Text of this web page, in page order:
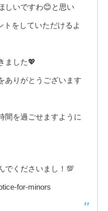
しいですわ😊と思い
をしていただけるよ
ました💖
ありがとうございます
を過ごせますように
でくださいまし！💯
for-minors